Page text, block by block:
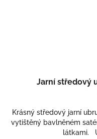
Jarní středový
Krásný středový jarní
vytištěný bavlněném
látkami.